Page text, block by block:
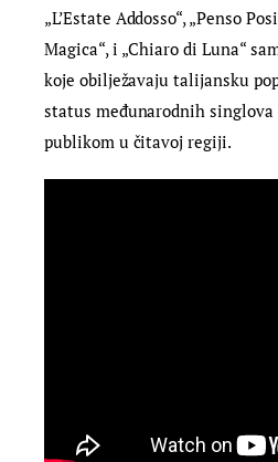
„L’Estate Addosso“, „Penso
Magica“, i „Chiaro di Luna“
koje obilježavaju talijansku
status međunarodnih singlova
publikom u čitavoj regiji.